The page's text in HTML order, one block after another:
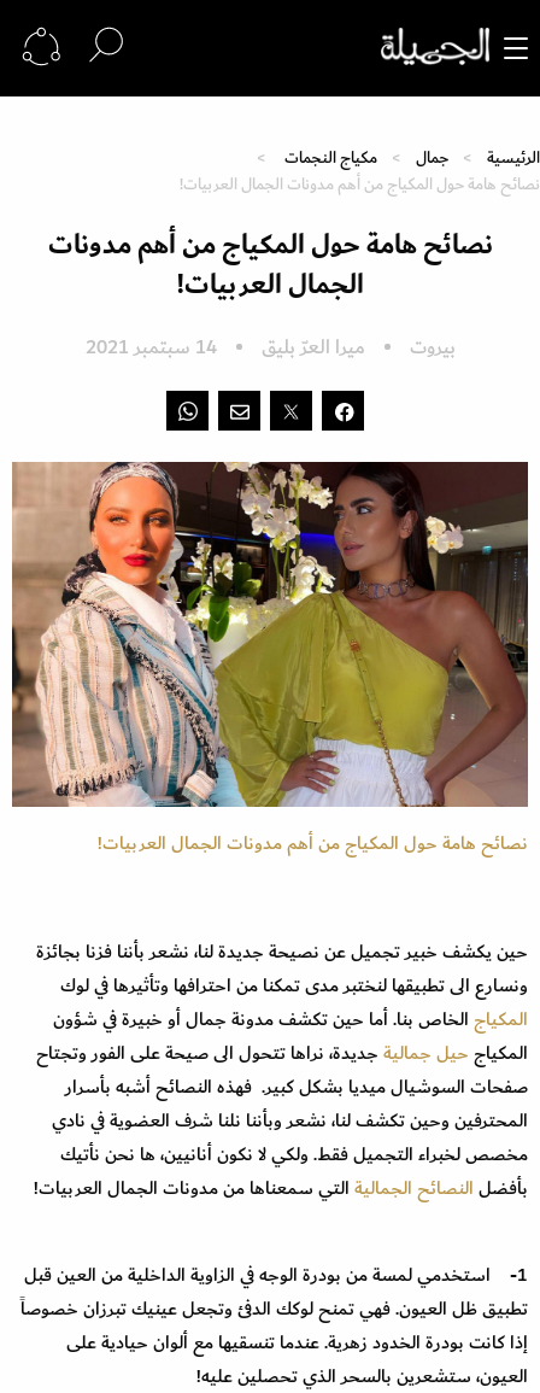
الرئيسية جمال
مكياج النجمات
نصائح هامة حول المكياج من أهم مدونات الجمال العربيات!
نصائح هامة حول المكياج من أهم مدونات
الجمال العربيات!
بيروت ميرا العرّ بليق 14 سبتمبر 2021
نصائح هامة حول المكياج من أهم مدونات الجمال العربيات!
حين يكشف خبير تجميل عن نصيحة جديدة لنا، نشعر بأننا فزنا بجائزة
ونسارع الى تطبيقها لنختبر مدى تمكنا من احترافها وتأثيرها في لوك
المكياج الخاص بنا. أما حين تكشف مدونة جمال أو خبيرة في شؤون
المكياج حيل جماليةجديدة، نراها تتحول الى صيحة على الفور وتجتاح
صفحات السوشيال ميديا بشكل كبير. فهذه النصائح أشبه بأسرار
المحترفين وحين تكشف لنا، نشعر وبأننا نلنا شرف العضوية في نادي
مخصص لخبراء التجميل فقط. ولكي لا نكون أنانيين، ها نحن نأتيك
بأفضلالنصائح الجماليةالتي سمعناها من مدونات الجمال العربيات!
1- استخدمي لمسة من بودرة الوجه في الزاوية الداخلية من العين قبل
تطبيق ظل العيون. فهي تمنح لوكك الدفئ وتجعل عينيك تبرزان خصوصاً
إذا كانت بودرة الخدود زهرية. عندما تنسقيها مع ألوان حيادية على
العيون، ستشعرين بالسحر الذي تحصلين عليه!